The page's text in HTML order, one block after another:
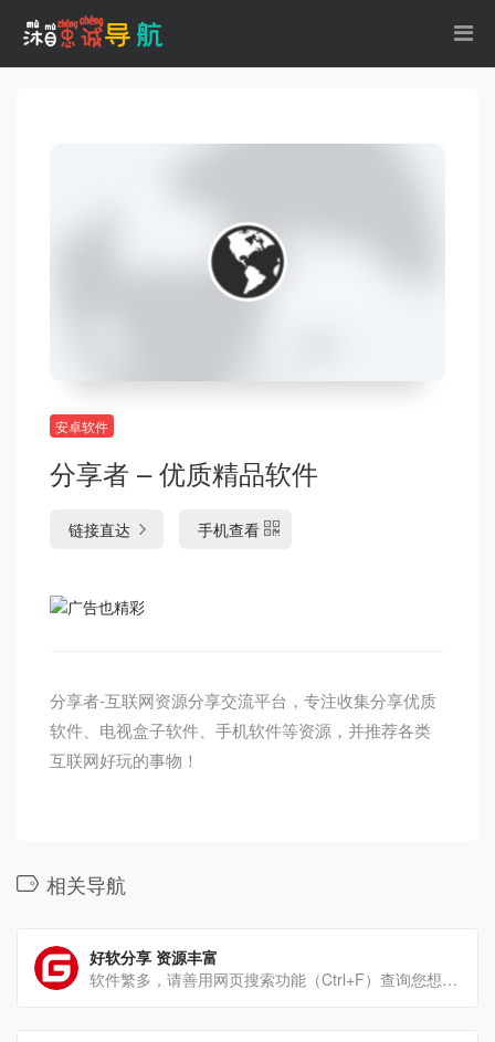
安卓软件
分享者 – 优质精品软件
链接直达 手机查看
分享者-互联网资源分享交流平台，专注收集分享优质
软件、电视盒子软件、手机软件等资源，并推荐各类
互联网好玩的事物！
相关导航
好软分享 资源丰富
软件繁多，请善用网页搜索功能（Ctrl+F）查询您想要的软件